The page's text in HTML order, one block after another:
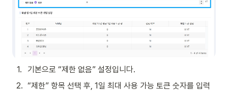
1.
기본으로 “제한 없음” 설정입니다.
2. “제한” 항목 선택 후, 1일 최대 사용 가능 토큰 숫자를 입력